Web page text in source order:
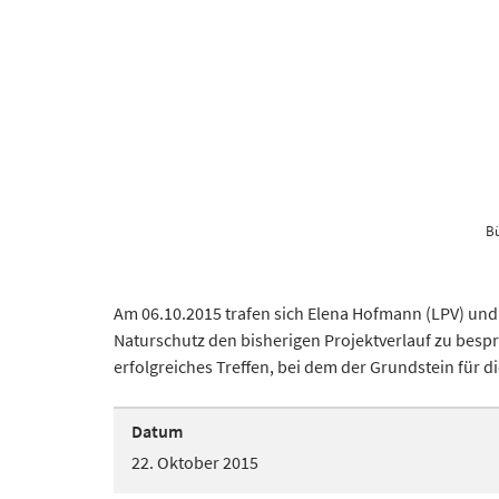
Am 06.10.2015 trafen sich Elena Hofmann (LPV)
Naturschutz den bisherigen Projektverlauf zu
erfolgreiches Treffen, bei dem der Grundstein für
Datum
22. Oktober 2015